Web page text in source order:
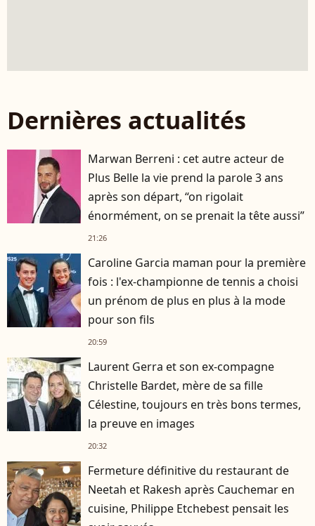
Dernières actualités
Marwan Berreni : cet autre acteur de
Plus Belle la vie prend la parole 3 ans
après son départ, “on rigolait
énormément, on se prenait la tête aussi”
21:26
Caroline Garcia maman pour la première
fois : l'ex-championne de tennis a choisi
un prénom de plus en plus à la mode
pour son fils
20:59
Laurent Gerra et son ex-compagne
Christelle Bardet, mère de sa fille
Célestine, toujours en très bons termes,
la preuve en images
20:32
Fermeture définitive du restaurant de
Neetah et Rakesh après Cauchemar en
cuisine, Philippe Etchebest pensait les